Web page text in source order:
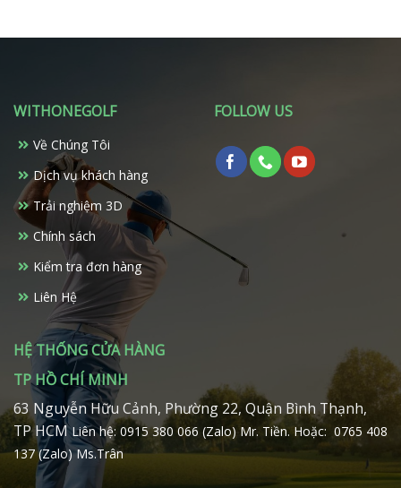
có
Các
chọn
có
thể
được
chọn
trang
phẩm
WITHONEGOLF
Về Chúng Tôi
Dịch vụ khách hàng
Trải nghiệm 3D
Chính sách
Kiểm tra đơn hàng
Liên Hệ
FOLLOW US
HỆ THỐNG CỬA HÀNG
TP HỒ CHÍ MINH
63 Nguyễn Hữu Cảnh, Phường 22, Quận Bình Thạnh,
TP HCMLiên hệ: 0915 380 066 (Zalo) Mr. Tiền.Hoặc: 0765 408
137 (Zalo) Ms.Trân